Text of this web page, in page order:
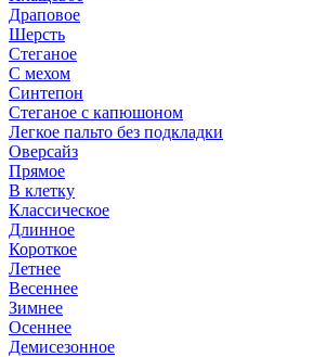
Драповое
Шерсть
Стеганое
С мехом
Синтепон
Стеганое с капюшоном
Легкое пальто без подкладки
Оверсайз
Прямое
В клетку
Классическое
Длинное
Короткое
Летнее
Весеннее
Зимнее
Осеннее
Демисезонное